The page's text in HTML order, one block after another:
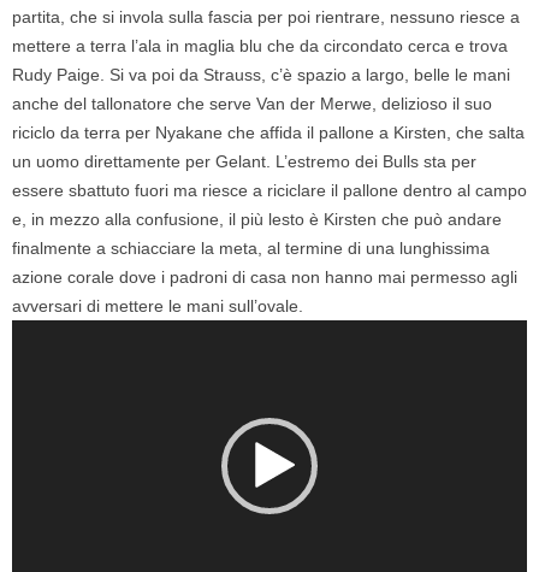
partita, che si invola sulla fascia per poi rientrare, nessuno riesce a
mettere a terra l’ala in maglia blu che da circondato cerca e trova
Rudy Paige. Si va poi da Strauss, c’è spazio a largo, belle le mani
anche del tallonatore che serve Van der Merwe, delizioso il suo
riciclo da terra per Nyakane che affida il pallone a Kirsten, che salta
un uomo direttamente per Gelant. L’estremo dei Bulls sta per
essere sbattuto fuori ma riesce a riciclare il pallone dentro al campo
e, in mezzo alla confusione, il più lesto è Kirsten che può andare
finalmente a schiacciare la meta, al termine di una lunghissima
azione corale dove i padroni di casa non hanno mai permesso agli
avversari di mettere le mani sull’ovale.